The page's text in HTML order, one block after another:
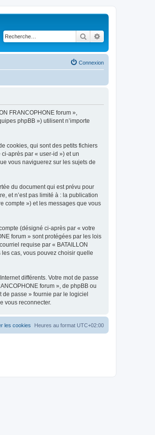
Rechercher
Connexion
FRANCOPHONE forum »,
phpBB ») utilisent n’importe
cookies, qui sont des petits fichiers
après par « user-id ») et un
vous naviguerez sur les sujets de
du document qui est prévu pour
et n’est pas limité à : la publication
compte ») et les messages que vous
(désigné ci-après par « votre
forum » sont protégées par les lois
requise par « BATAILLON
les cas, vous pouvez choisir quelle
différents. Votre mot de passe
forum », de phpBB ou
de passe » fournie par le logiciel
vous reconnecter.
Heures au format UTC+02:00
les cookies